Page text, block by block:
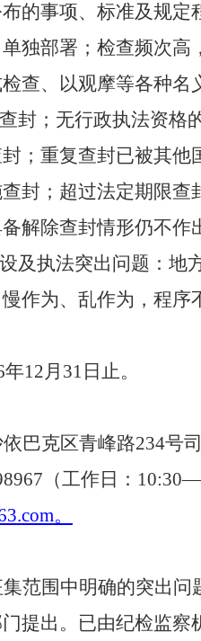
的事项、标准及规
独部署；检查频次
查、以观摩等各种名
封；无行政执法资格
；重复查封已被其
封；超过法定期限
解除查封情形仍不作
及执法突出问题：地
作为、乱作为，程序
年12月 31 日止。
巴克区青峰路234号
（工作日： 10:30—
.com。
集范围中明确的突出
提出。已由纪检监